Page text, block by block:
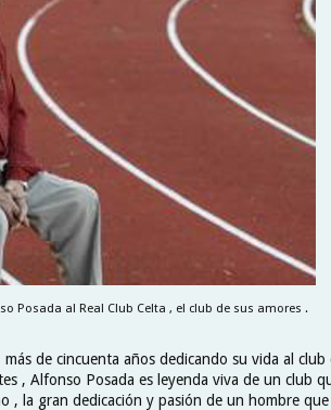
Posada al Real Club Celta , el club de sus amores .
de cincuenta años dedicando su vida al club
, Alfonso Posada es leyenda viva de un club
, la gran dedicación y pasión de un hombre